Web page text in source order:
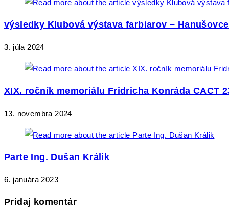
výsledky Klubová výstava farbiarov –
3. júla 2024
XIX. ročník memoriálu Fridricha Konráda CACT
13. novembra 2024
Parte Ing. Dušan Králik
6. januára 2023
Pridaj komentár